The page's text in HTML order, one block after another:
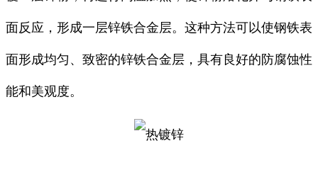
面反应，形成一层锌铁合金层。这种方法可以使钢铁表
面形成均匀、致密的锌铁合金层，具有良好的防腐蚀性
能和美观度。